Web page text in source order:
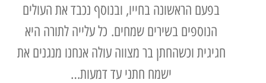
בפעם הראשונה בחייו, ובנוסף נכבד את העולים
הנוספים בשירים שמחים. כל עלייה לתורה היא
חגיגית וכשהחתן בר מצווה עולה אנחנו מנגנים את
ישמח חתני עד דמעות…